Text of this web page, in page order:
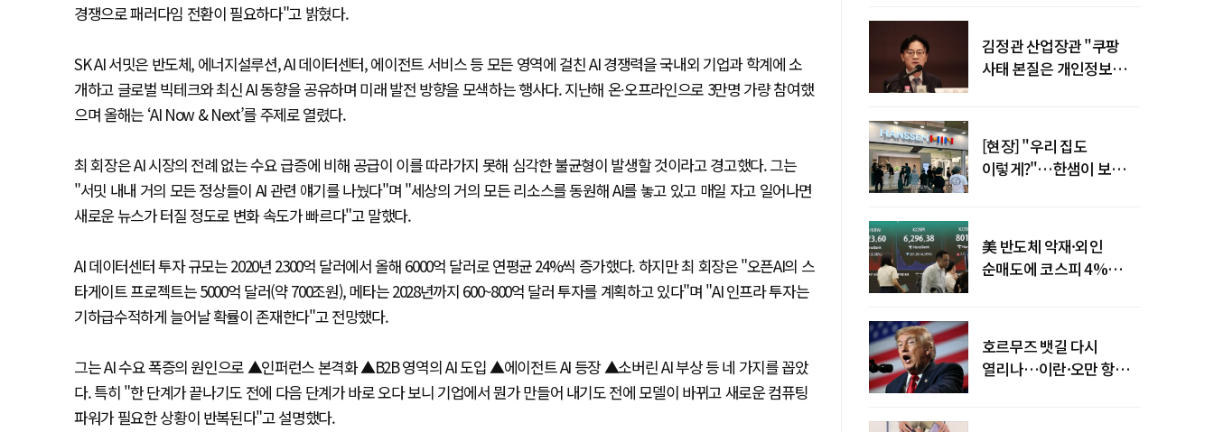
경쟁으로 패러다임 전환이 필요하다"고 밝혔다.
SK AI 서밋은 반도체, 에너지설루션, AI 데이터센터, 에이전트 서비스 등 모든 영역에 걸친 AI 경쟁력을 국내외 기업과 학계에 소
개하고 글로벌 빅테크와 최신 AI 동향을 공유하며 미래 발전 방향을 모색하는 행사다. 지난해 온∙오프라인으로 3만명 가량 참여했
으며 올해는 ‘AI Now & Next’를 주제로 열렸다.
최 회장은 AI 시장의 전례 없는 수요 급증에 비해 공급이 이를 따라가지 못해 심각한 불균형이 발생할 것이라고 경고했다. 그는
"서밋 내내 거의 모든 정상들이 AI 관련 얘기를 나눴다"며 "세상의 거의 모든 리소스를 동원해 AI를 놓고 있고 매일 자고 일어나면
새로운 뉴스가 터질 정도로 변화 속도가 빠르다"고 말했다.
AI 데이터센터 투자 규모는 2020년 2300억 달러에서 올해 6000억 달러로 연평균 24%씩 증가했다. 하지만 최 회장은 "오픈AI의 스
타게이트 프로젝트는 5000억 달러(약 700조원), 메타는 2028년까지 600~800억 달러 투자를 계획하고 있다"며 "AI 인프라 투자는
기하급수적하게 늘어날 확률이 존재한다"고 전망했다.
그는 AI 수요 폭증의 원인으로 ▲인퍼런스 본격화 ▲B2B 영역의 AI 도입 ▲에이전트 AI 등장 ▲소버린 AI 부상 등 네 가지를 꼽았
다. 특히 "한 단계가 끝나기도 전에 다음 단계가 바로 오다 보니 기업에서 뭔가 만들어 내기도 전에 모델이 바뀌고 새로운 컴퓨팅
파워가 필요한 상황이 반복된다"고 설명했다.
김정관 산업장관 "쿠팡
사태 본질은 개인정보
[현장] "우리 집도
이렇게?"…한샘이 보여준
美 반도체 악재·외인
순매도에 코스피 4%
호르무즈 뱃길 다시
열리나…이란·오만 항로